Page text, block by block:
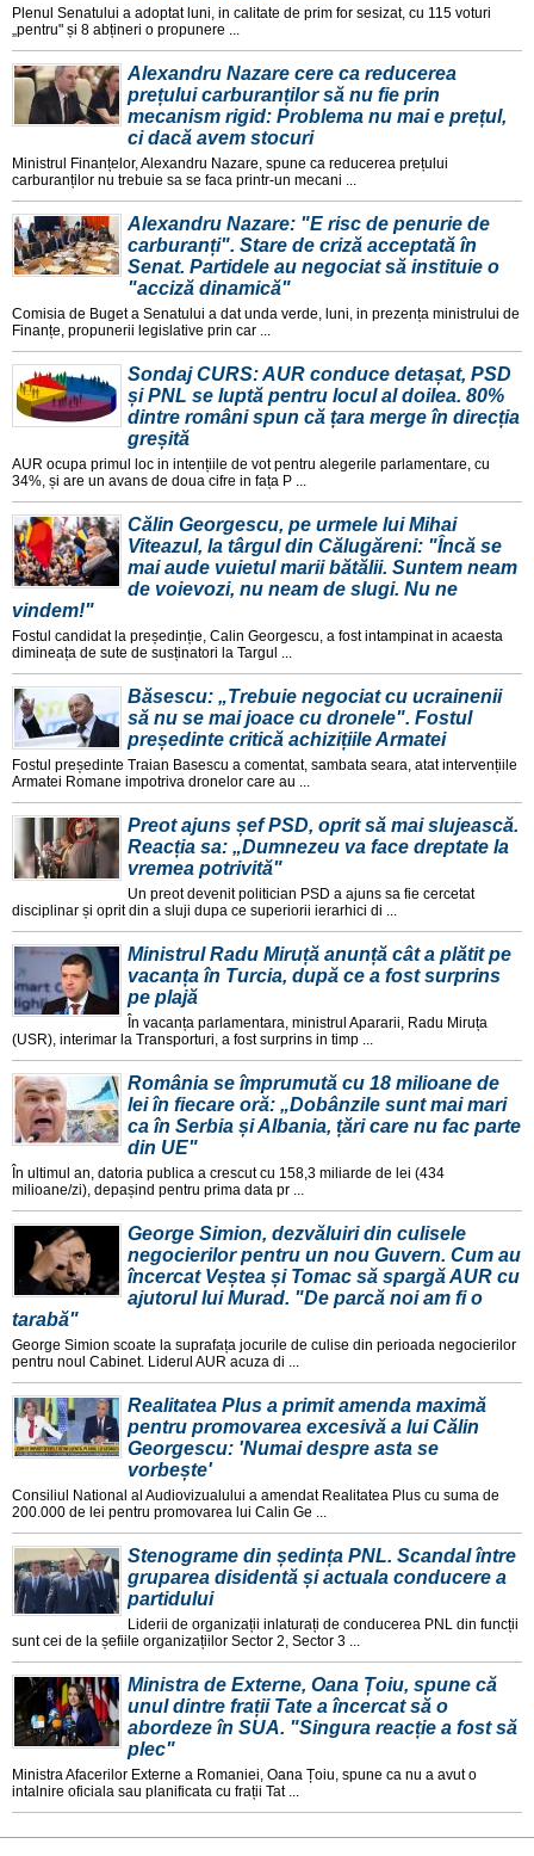
Plenul Senatului a adoptat luni, in calitate de prim for sesizat, cu 115 voturi
„pentru" și 8 abțineri o propunere ...
Alexandru Nazare cere ca reducerea
prețului carburanților să nu fie prin
mecanism rigid: Problema nu mai e prețul,
ci dacă avem stocuri
Ministrul Finanțelor, Alexandru Nazare, spune ca reducerea prețului
carburanților nu trebuie sa se faca printr-un mecani ...
Alexandru Nazare: "E risc de penurie de
carburanți". Stare de criză acceptată în
Senat. Partidele au negociat să instituie o
"acciză dinamică"
Comisia de Buget a Senatului a dat unda verde, luni, in prezența ministrului de
Finanțe, propunerii legislative prin car ...
Sondaj CURS: AUR conduce detașat, PSD
și PNL se luptă pentru locul al doilea. 80%
dintre români spun că țara merge în direcția
greșită
AUR ocupa primul loc in intențiile de vot pentru alegerile parlamentare, cu
34%, și are un avans de doua cifre in fața P ...
Călin Georgescu, pe urmele lui Mihai
Viteazul, la târgul din Călugăreni: "Încă se
mai aude vuietul marii bătălii. Suntem neam
de voievozi, nu neam de slugi. Nu ne
vindem!"
Fostul candidat la președinție, Calin Georgescu, a fost intampinat in acaesta
dimineața de sute de susținatori la Targul ...
Băsescu: „Trebuie negociat cu ucrainenii
să nu se mai joace cu dronele". Fostul
președinte critică achizițiile Armatei
Fostul președinte Traian Basescu a comentat, sambata seara, atat intervențiile
Armatei Romane impotriva dronelor care au ...
Preot ajuns șef PSD, oprit să mai slujească.
Reacția sa: „Dumnezeu va face dreptate la
vremea potrivită"
Un preot devenit politician PSD a ajuns sa fie cercetat
disciplinar și oprit din a sluji dupa ce superiorii ierarhici di ...
Ministrul Radu Miruță anunță cât a plătit pe
vacanța în Turcia, după ce a fost surprins
pe plajă
În vacanța parlamentara, ministrul Apararii, Radu Miruța
(USR), interimar la Transporturi, a fost surprins in timp ...
România se împrumută cu 18 milioane de
lei în fiecare oră: „Dobânzile sunt mai mari
ca în Serbia și Albania, țări care nu fac parte
din UE"
În ultimul an, datoria publica a crescut cu 158,3 miliarde de lei (434
milioane/zi), depașind pentru prima data pr ...
George Simion, dezvăluiri din culisele
negocierilor pentru un nou Guvern. Cum au
încercat Veștea și Tomac să spargă AUR cu
ajutorul lui Murad. "De parcă noi am fi o
tarabă"
George Simion scoate la suprafața jocurile de culise din perioada negocierilor
pentru noul Cabinet. Liderul AUR acuza di ...
Realitatea Plus a primit amenda maximă
pentru promovarea excesivă a lui Călin
Georgescu: 'Numai despre asta se
vorbește'
Consiliul National al Audiovizualului a amendat Realitatea Plus cu suma de
200.000 de lei pentru promovarea lui Calin Ge ...
Stenograme din ședința PNL. Scandal între
gruparea disidentă și actuala conducere a
partidului
Liderii de organizații inlaturați de conducerea PNL din funcții
sunt cei de la șefiile organizațiilor Sector 2, Sector 3 ...
Ministra de Externe, Oana Țoiu, spune că
unul dintre frații Tate a încercat să o
abordeze în SUA. "Singura reacție a fost să
plec"
Ministra Afacerilor Externe a Romaniei, Oana Țoiu, spune ca nu a avut o
intalnire oficiala sau planificata cu frații Tat ...